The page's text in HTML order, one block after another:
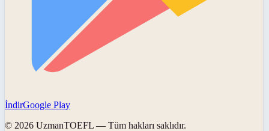
İndirGoogle Play
© 2026 UzmanTOEFL — Tüm hakları saklıdır.